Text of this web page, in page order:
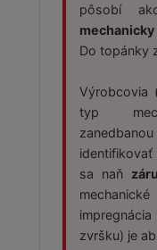
pôsobí
Do topánky
Výrobcovia
typ
sa naň
zvršku) je